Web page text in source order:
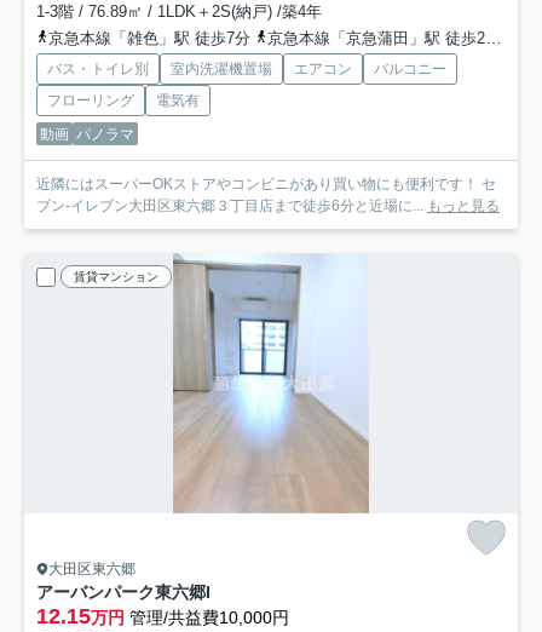
1-3階 / 76.89㎡ / 1LDK＋2S(納戸) /築4年
京急本線「雑色」駅 徒歩7分
京急本線「京急蒲田」駅 徒歩23分
バス・トイレ別 室内洗濯機置場 エアコン
バルコニー
フローリング
電気有
動画 パノラマ
近隣にはスーパーOKストアやコンビニがあり買い物にも便利です！ セ
ブン-イレブン大田区東六郷３丁目店まで徒歩6分と近場に... もっと見る
賃貸マンション
大田区東六郷
アーバンパーク東六郷I
12.15万円 管理/共益費10,000円